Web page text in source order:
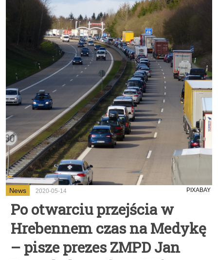
News 2020-05-14 PIXABAY
Po otwarciu przejścia w
Hrebennem czas na Medykę
– pisze prezes ZMPD Jan